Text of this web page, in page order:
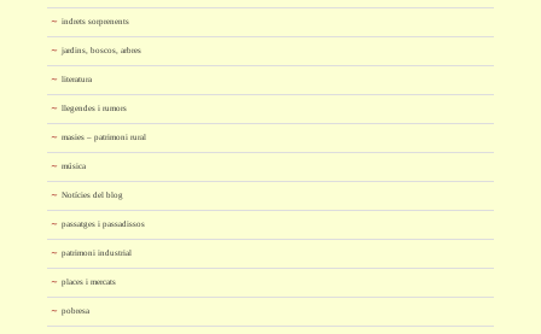
indrets sorprenents
jardins, boscos, arbres
literatura
llegendes i rumors
masies – patrimoni rural
música
Notícies del blog
passatges i passadissos
patrimoni industrial
places i mercats
pobresa